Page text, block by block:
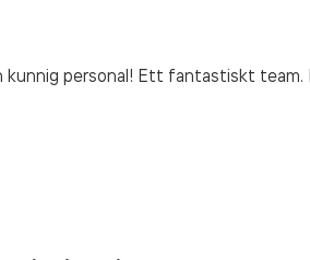
kunnig personal! Ett fantastiskt team.